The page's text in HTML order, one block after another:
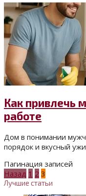
Как привлечь
работе
Дом в понимании
порядок и вкусный
Пагинация записей
Назад 1 2 3
Лучшие статьи